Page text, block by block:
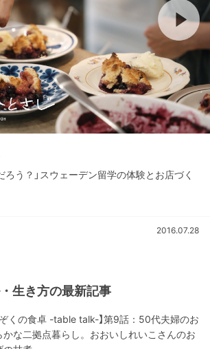
ろう？」スウェーデン留学の体験とお店づく
2016.07.28
生き方の最新記事
ぞくの食卓 -table talk-】第9話：50代夫婦のお
かな二拠点暮らし。おおいしれいこさんのお